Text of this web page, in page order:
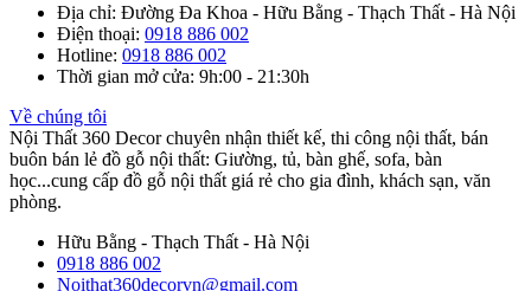
Địa chỉ: Đường Đa Khoa - Hữu Bằng - Thạch Thất - Hà Nội
Điện thoại: 0918 886 002
Hotline: 0918 886 002
Thời gian mở cửa: 9h:00 - 21:30h
Về chúng tôi
Nội Thất 360 Decor chuyên nhận thiết kế, thi công nội thất, bán
buôn bán lẻ đồ gỗ nội thất: Giường, tủ, bàn ghế, sofa, bàn
học...cung cấp đồ gỗ nội thất giá rẻ cho gia đình, khách sạn, văn
phòng.
Hữu Bằng - Thạch Thất - Hà Nội
0918 886 002
Noithat360decorvn@gmail.com